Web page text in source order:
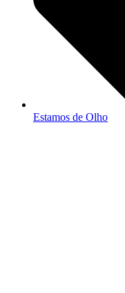
Estamos de Olho